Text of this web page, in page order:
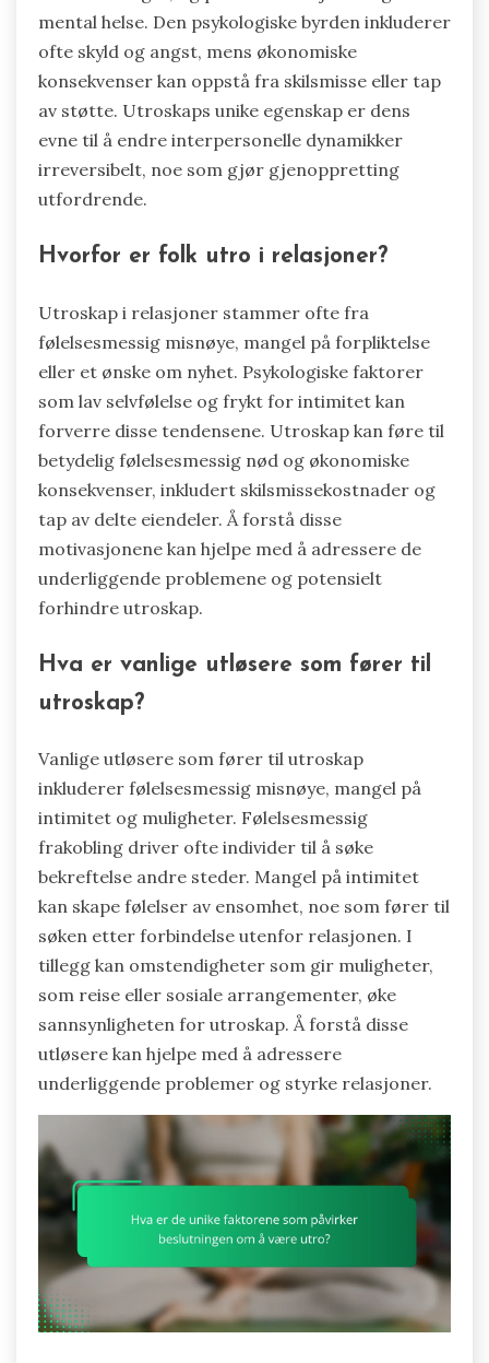
mental helse. Den psykologiske byrden inkluderer
ofte skyld og angst, mens økonomiske
konsekvenser kan oppstå fra skilsmisse eller tap
av støtte. Utroskaps unike egenskap er dens
evne til å endre interpersonelle dynamikker
irreversibelt, noe som gjør gjenoppretting
utfordrende.
Hvorfor er folk utro i relasjoner?
Utroskap i relasjoner stammer ofte fra
følelsesmessig misnøye, mangel på forpliktelse
eller et ønske om nyhet. Psykologiske faktorer
som lav selvfølelse og frykt for intimitet kan
forverre disse tendensene. Utroskap kan føre til
betydelig følelsesmessig nød og økonomiske
konsekvenser, inkludert skilsmissekostnader og
tap av delte eiendeler. Å forstå disse
motivasjonene kan hjelpe med å adressere de
underliggende problemene og potensielt
forhindre utroskap.
Hva er vanlige utløsere som fører til
utroskap?
Vanlige utløsere som fører til utroskap
inkluderer følelsesmessig misnøye, mangel på
intimitet og muligheter. Følelsesmessig
frakobling driver ofte individer til å søke
bekreftelse andre steder. Mangel på intimitet
kan skape følelser av ensomhet, noe som fører til
søken etter forbindelse utenfor relasjonen. I
tillegg kan omstendigheter som gir muligheter,
som reise eller sosiale arrangementer, øke
sannsynligheten for utroskap. Å forstå disse
utløsere kan hjelpe med å adressere
underliggende problemer og styrke relasjoner.